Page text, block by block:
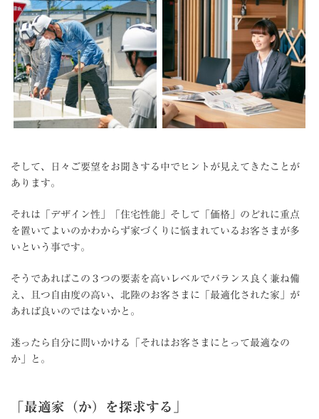
そして、日々ご要望をお聞きする中でヒントが見えてきたことが
あります。
それは「デザイン性」「住宅性能」そして「価格」のどれに重点
を置いてよいのかわからず家づくりに悩まれているお客さまが多
いという事です。
そうであればこの３つの要素を高いレベルでバランス良く兼ね備
え、且つ自由度の高い、北陸のお客さまに「最適化された家」が
あれば良いのではないかと。
迷ったら自分に問いかける「それはお客さまにとって最適なの
か」と。
「最適家（か）を探求する」